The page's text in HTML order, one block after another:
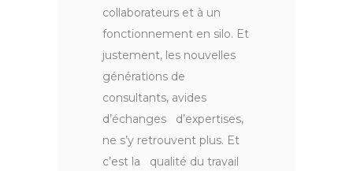
collaborateurs et à un
fonctionnement en silo. Et
justement, les nouvelles
générations de
consultants, avides
d’échanges d’expertises,
ne s’y retrouvent plus. Et
c’est la qualité du travail